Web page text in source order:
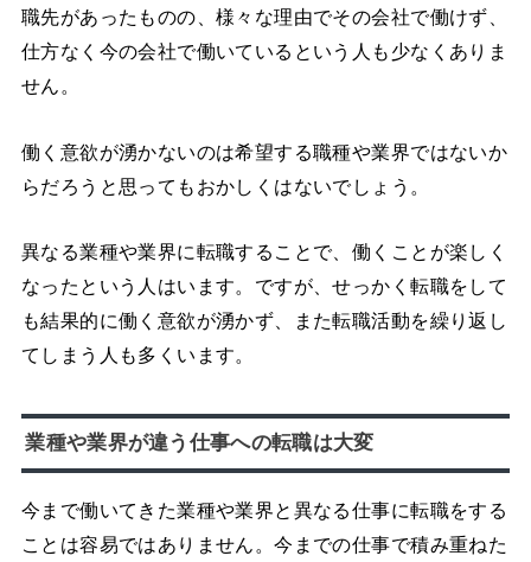
職先があったものの、様々な理由でその会社で働けず、
仕方なく今の会社で働いているという人も少なくありま
せん。
働く意欲が湧かないのは希望する職種や業界ではないか
らだろうと思ってもおかしくはないでしょう。
異なる業種や業界に転職することで、働くことが楽しく
なったという人はいます。ですが、せっかく転職をして
も結果的に働く意欲が湧かず、また転職活動を繰り返し
てしまう人も多くいます。
業種や業界が違う仕事への転職は大変
今まで働いてきた業種や業界と異なる仕事に転職をする
ことは容易ではありません。今までの仕事で積み重ねた